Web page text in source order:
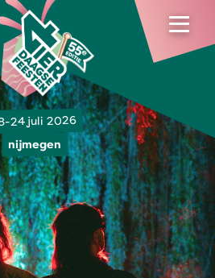
24 juli 2026
nijmegen